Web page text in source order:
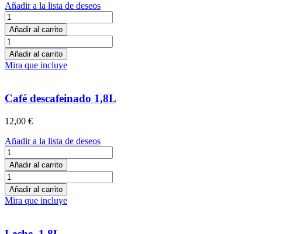
Añadir a la lista de deseos
Leche
sin
lactosa
cantidad
Añadir al carrito
Leche
sin
lactosa
cantidad
Añadir al carrito
Mira que incluye
Café descafeinado 1,8L
12,00 €
Añadir a la lista de deseos
Café
descafeinado
1,8L
cantidad
Añadir al carrito
Café
descafeinado
1,8L
cantidad
Añadir al carrito
Mira que incluye